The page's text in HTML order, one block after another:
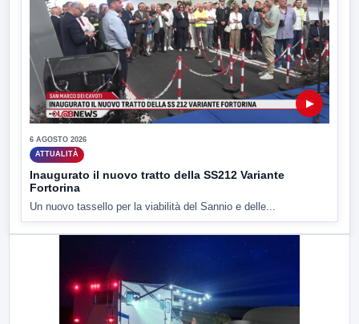
▶
6 AGOSTO 2026
ATTUALITÀ
Inaugurato il nuovo tratto della SS212 Variante
Fortorina
Un nuovo tassello per la viabilità del Sannio e delle...